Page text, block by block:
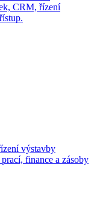
CRM, řízení
výstavby
finance a zásoby